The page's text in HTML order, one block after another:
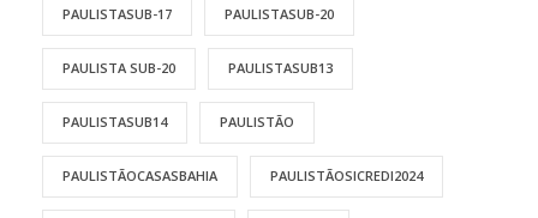
PAULISTASUB-17 PAULISTASUB-20
PAULISTA SUB-20 PAULISTASUB13
PAULISTASUB14 PAULISTÃO
PAULISTÃOCASASBAHIA PAULISTÃOSICREDI2024